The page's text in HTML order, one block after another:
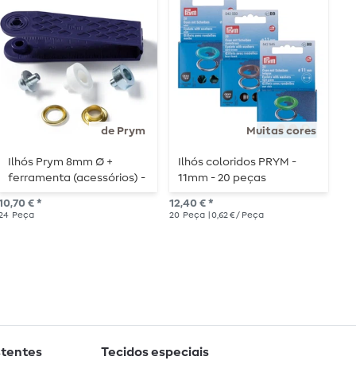
de Prym
Ilhós Prym 8mm Ø +
ferramenta (acessórios) -
dourado
€ *
Peça
Muitas cores
Ilhós coloridos PRYM -
11mm - 20 peças
12,40 € *
20 Peça | 0,62 € / Peça
Tecidos especiais